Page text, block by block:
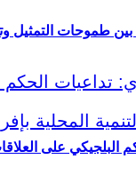
طموحات التمثيل
البلجيكي على